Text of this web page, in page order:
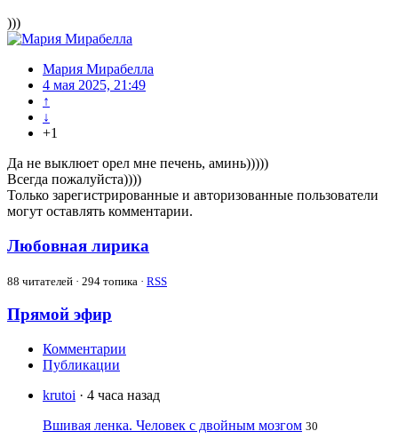
)))
Мария Мирабелла
4 мая 2025, 21:49
↑
↓
+1
Да не выклюет орел мне печень, аминь)))))
Всегда пожалуйста))))
Только зарегистрированные и авторизованные пользователи
могут оставлять комментарии.
Любовная лирика
88 читателей · 294 топика · RSS
Прямой эфир
Комментарии
Публикации
krutoi · 4 часа назад
Вшивая ленка. Человек с двойным мозгом 30